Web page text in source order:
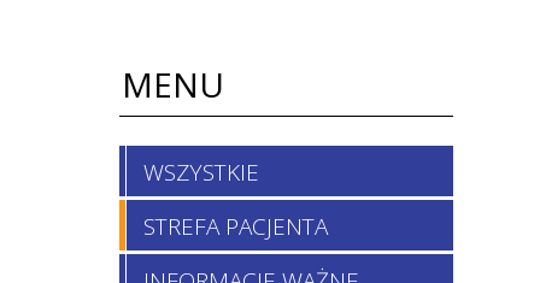
MENU
WSZYSTKIE
STREFA PACJENTA